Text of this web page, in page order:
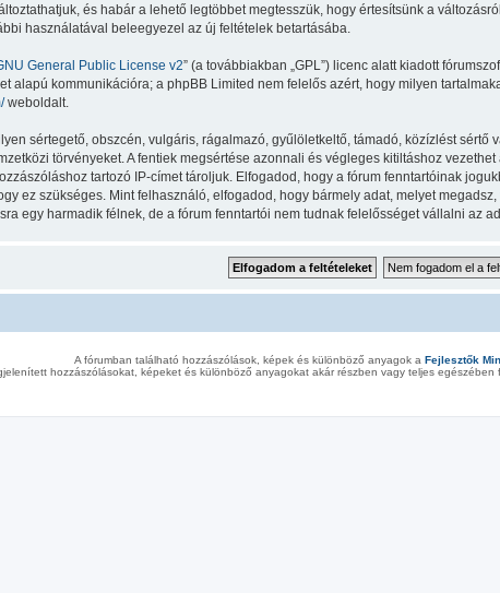
és habár a lehető legtöbbet megtesszük, hogy értesítsünk a
használatával beleegyezel az új feltételek betartásába.
General Public License v2” (a továbbiakban „GPL”) licenc alatt kiadott
alapú kommunikációra; a phpBB Limited nem felelős azért, hogy milyen
weboldalt.
sértegető, obszcén, vulgáris, rágalmazó, gyűlöletkeltő, támadó, közízlést
törvényeket. A fentiek megsértése azonnali és végleges kitiltáshoz
tartozó IP-címet tároljuk. Elfogadod, hogy a fórum fenntartóinak
ez szükséges. Mint felhasználó, elfogadod, hogy bármely adat, melyet
egy harmadik félnek, de a fórum fenntartói nem tudnak felelősséget vállalni az
A fórumban található hozzászólások, képek és különböző anyagok a Fejlesztők
hozzászólásokat, képeket és különböző anyagokat akár részben vagy teljes